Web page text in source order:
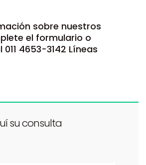
sobre nuestros
el formulario o
4653-3142 Líneas
su consulta